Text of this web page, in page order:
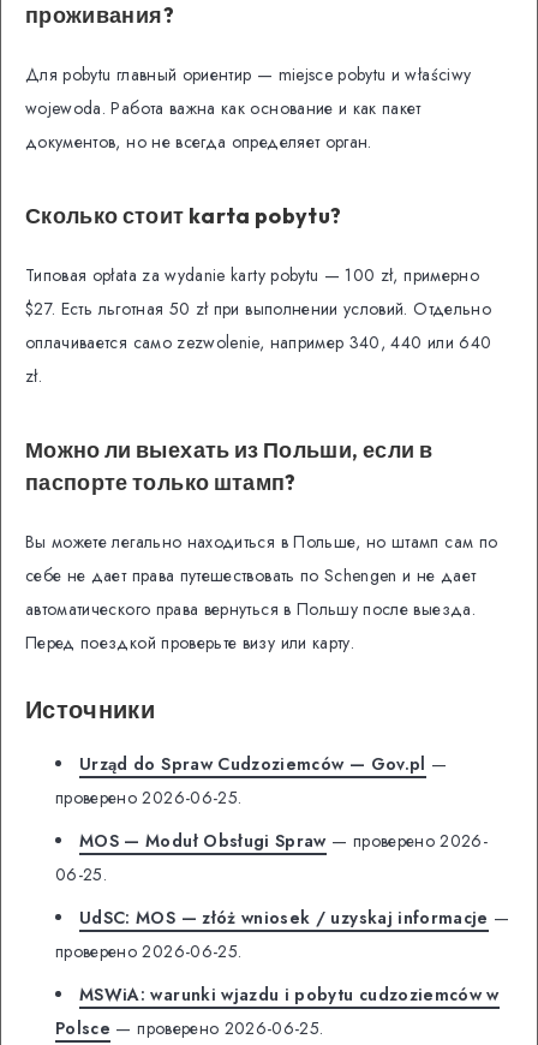
проживания?
Для pobytu главный ориентир — miejsce pobytu и właściwy
wojewoda. Работа важна как основание и как пакет
документов, но не всегда определяет орган.
Сколько стоит karta pobytu?
Типовая opłata za wydanie karty pobytu — 100 zł, примерно
$27. Есть льготная 50 zł при выполнении условий. Отдельно
оплачивается само zezwolenie, например 340, 440 или 640
zł.
Можно ли выехать из Польши, если в
паспорте только штамп?
Вы можете легально находиться в Польше, но штамп сам по
себе не дает права путешествовать по Schengen и не дает
автоматического права вернуться в Польшу после выезда.
Перед поездкой проверьте визу или карту.
Источники
Urząd do Spraw Cudzoziemców — Gov.pl —
проверено 2026-06-25.
MOS — Moduł Obsługi Spraw— проверено 2026-
06-25.
UdSC: MOS — złóż wniosek / uzyskaj informacje —
проверено 2026-06-25.
MSWiA: warunki wjazdu i pobytu cudzoziemców w
Polsce — проверено 2026-06-25.